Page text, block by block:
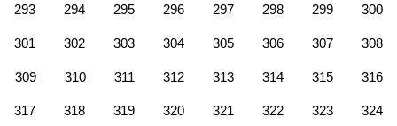
293 294 295 296 297 298 299 300
301 302 303 304 305 306 307 308
309 310 311 312 313 314 315 316
317 318 319 320 321 322 323 324